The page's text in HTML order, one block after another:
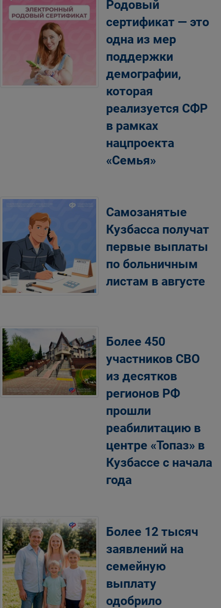
Родовый
сертификат — это
одна из мер
поддержки
демографии,
которая
реализуется СФР
в рамках
нацпроекта
«Семья»
Самозанятые
Кузбасса получат
первые выплаты
по больничным
листам в августе
Более 450
участников СВО
из десятков
регионов РФ
прошли
реабилитацию в
центре «Топаз» в
Кузбассе с начала
года
Более 12 тысяч
заявлений на
семейную
выплату
одобрило